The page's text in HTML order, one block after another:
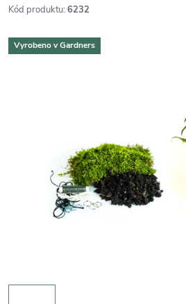
Kód produktu: 6232
Vyrobeno v Gardners